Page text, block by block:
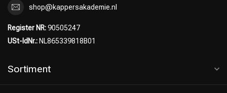
shop@kappersakademie.nl
Register NR:90505247
USt-IdNr.: NL865339818B01
Sortiment